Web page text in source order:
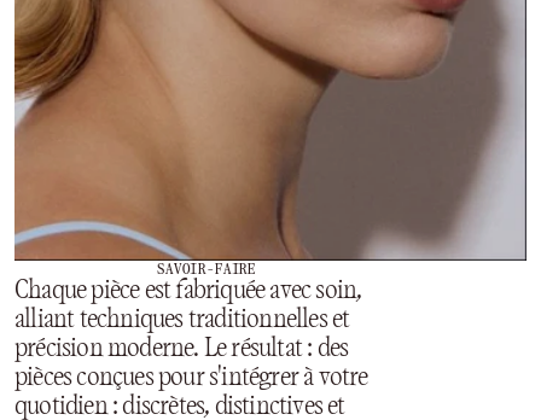
SAVOIR-FAIRE
Chaque pièce est fabriquée avec soin,
alliant techniques traditionnelles et
précision moderne. Le résultat : des
pièces conçues pour s'intégrer à votre
quotidien : discrètes, distinctives et